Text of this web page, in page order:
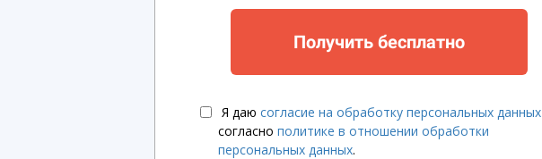
Получить бесплатно
Я даю согласие на обработку персональных данных
согласно политике в отношении обработки
персональных данных.